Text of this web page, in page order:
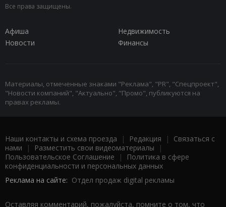
Все права защищены.
Афиша
Недвижимость
Новости
Финансы
Материалы, отмеченные знаками "Реклама", "PR", "Спецпроект",
"Новости компаний", "Актуально", "Промо", публикуются на
правах рекламы.
Наши контакты и схема проезда | Редакция | Связаться с
нами | Разместить свои видеоматериалы |
Пользовательское Соглашение |
Политика в сфере
конфиденциальности и персональных данных
Реклама на сайте: Отдел продаж digital рекламы
Оставляя комментарий, пожалуйста, помните о том, что